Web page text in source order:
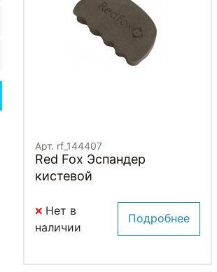
Арт. rf_144407
Red Fox Эспандер
кистевой
Нет в
наличии
Подробнее